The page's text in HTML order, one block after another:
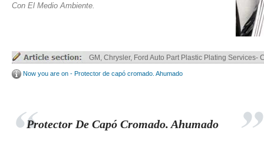
Con El Medio Ambiente.
Truck Parts ABS / ABS+PC Plastic Plating
Now you are on - Protector de capó cromado. Ahumado
Protector De Capó Cromado. Ahumado